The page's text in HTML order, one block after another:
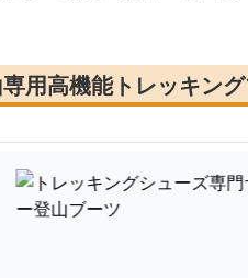
用高機能トレッキン